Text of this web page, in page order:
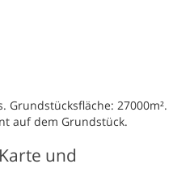
Grundstücksfläche: 27000m².
auf dem Grundstück.
und